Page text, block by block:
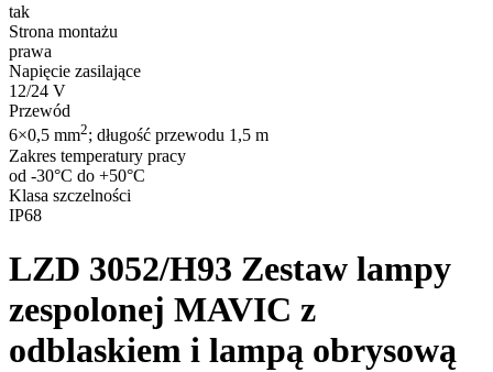
tak
Strona montażu
prawa
Napięcie zasilające
12/24 V
Przewód
6×0,5 mm2; długość przewodu 1,5 m
Zakres temperatury pracy
od -30°C do +50°C
Klasa szczelności
IP68
LZD 3052/H93 Zestaw lampy
zespolonej MAVIC z
odblaskiem i lampą obrysową